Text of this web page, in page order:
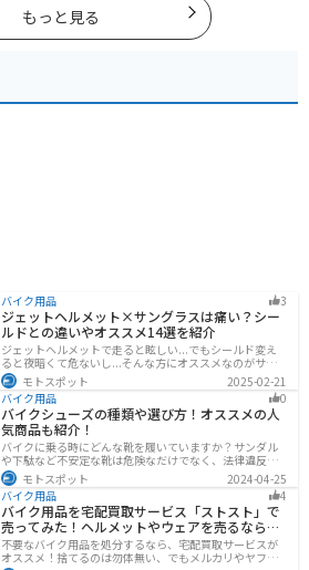
もっと見る
バイク用品 3
ジェットヘルメット×サングラスは痛い？シー
ルドとの違いやオススメ14選を紹介
ジェットヘルメットで走ると眩しい...でもシールド変え
ると夜暗くて危ないし...そんな方にオススメなのがサン
グラスです！サングラスなら付け外しが自由で、眩しい
時だけ使えます。バイクを降りてからのファッションと
しても使えるおしゃれアイテムです。
モトスポット
2025-02-21
バイク用品
0
バイクシューズの種類や選び方！オススメの人
気商品も紹介！
バイクに乗る時にどんな靴を履いていますか？サンダル
や下駄など不安定な靴は危険なだけでなく、法律違反に
なる可能性もあります。バイクに乗るときはバイク用に
作られた専用の靴を履くようにしましょう。操作性や安
全性の向上性だけでなく、バイクとの一体感でよりカッ
コよくなります。
モトスポット
2024-04-25
バイク用品
4
バイク用品を宅配買取サービス「ストスト」で
売ってみた！ヘルメットやウェアを売るならオ
ススメ
不要なバイク用品を処分するなら、宅配買取サービスが
オススメ！捨てるのは勿体無い、でもメルカリやヤフオ